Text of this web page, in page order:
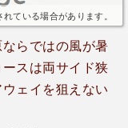
ている場合があります。
らではの風が暑
スは両サイド狭
ェイを狙えない